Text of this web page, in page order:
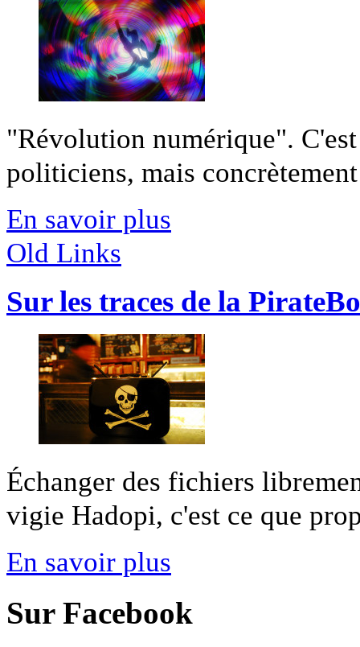
"Révolution numérique".
politiciens, mais
En savoir plus
Old Links
Sur les traces de la
Échanger des fichiers
vigie Hadopi, c'est ce que
En savoir plus
Sur Facebook